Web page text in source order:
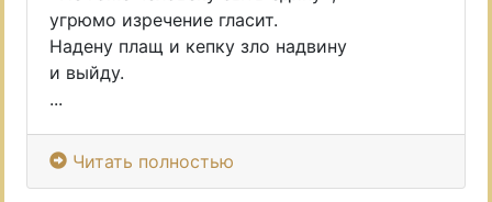
угрюмо изречение гласит.
Надену плащ и кепку зло надвину
и выйду.
...
Читать полностью